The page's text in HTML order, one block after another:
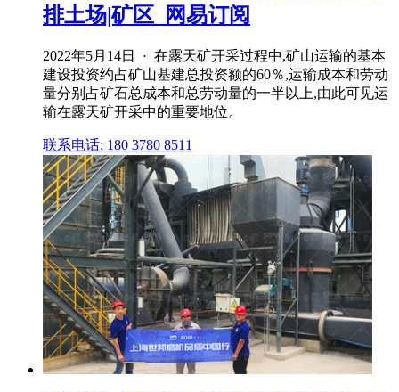
排土场|矿区_网易订阅
2022年5月14日 · 在露天矿开采过程中,矿山运输的基本
建设投资约占矿山基建总投资额的60％,运输成本和劳动
量分别占矿石总成本和总劳动量的一半以上,由此可见运
输在露天矿开采中的重要地位。
联系电话: 180 3780 8511